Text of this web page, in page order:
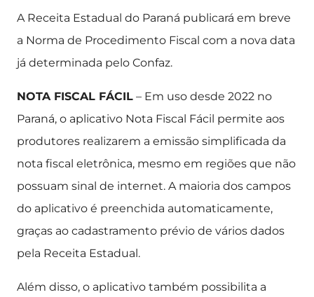
A Receita Estadual do Paraná publicará em breve
a Norma de Procedimento Fiscal com a nova data
já determinada pelo Confaz.
NOTA FISCAL FÁCIL – Em uso desde 2022 no
Paraná, o aplicativo Nota Fiscal Fácil permite aos
produtores realizarem a emissão simplificada da
nota fiscal eletrônica, mesmo em regiões que não
possuam sinal de internet. A maioria dos campos
do aplicativo é preenchida automaticamente,
graças ao cadastramento prévio de vários dados
pela Receita Estadual.
Além disso, o aplicativo também possibilita a